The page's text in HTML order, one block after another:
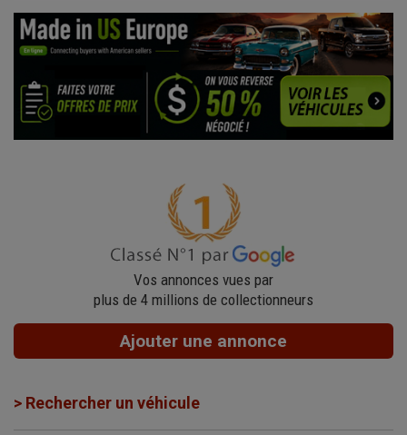
Vos annonces vues par
plus de 4 millions de collectionneurs
Ajouter une annonce
> Rechercher un véhicule